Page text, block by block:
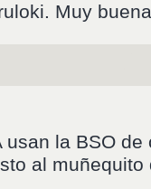
Muy
usan la BSO
al